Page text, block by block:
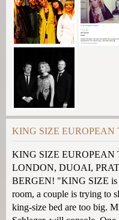
KING SIZE EUROPEAN
KING SIZE EUROPEAN
LONDON, DUOAI,
BERGEN! "KING SIZE is
room, a couple is trying to
king-size bed are too big.